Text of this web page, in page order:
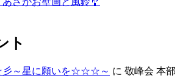
ト
彡～星に願いを☆☆☆～ に 敬峰会 本部